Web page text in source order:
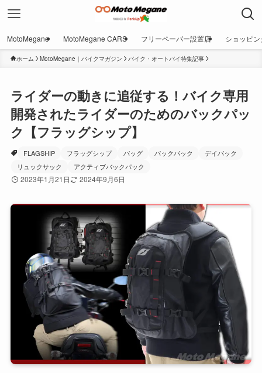
MotoMegane MotoMegane CARS フリーペーパー設置店 ショッピン
ホーム MotoMegane｜バイクマガジン バイク・オートバイ特集記事
ライダーの動きに追従する！バイク専用
開発されたライダーのためのバックパッ
ク【フラッグシップ】
FLAGSHIP フラッグシップ バッグ パックパック
デイパック
リュックサック
アクティブバックパック
2023年1月21日 2024年9月6日